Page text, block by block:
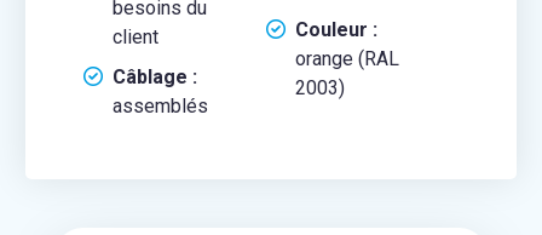
besoins du
client
Câblage :
assemblés
Couleur :
orange (RAL
2003)